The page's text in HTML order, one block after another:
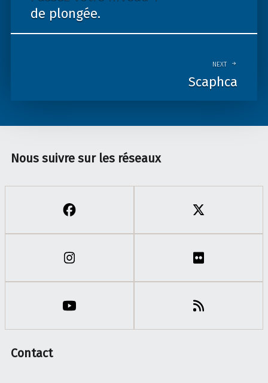
de plongée.
NEXT
Scaphca
Nous suivre sur les réseaux
Contact